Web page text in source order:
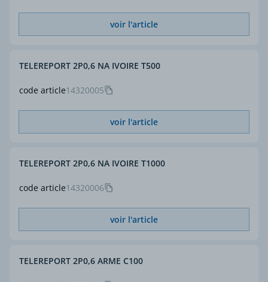
voir l'article
code article14320005
TELEREPORT 2P0,6 NA IVOIRE T500
voir l'article
code article14320006
TELEREPORT 2P0,6 NA IVOIRE T1000
voir l'article
TELEREPORT 2P0,6 ARME C100